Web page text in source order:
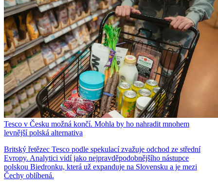
Tesco v Česku možná končí. Mohla by ho nahradit mnohem
levnější polská alternativa
Britský řetězec Tesco podle spekulací zvažuje odchod ze střední
Evropy. Analytici vidí jako nejpravděpodobnějšího nástupce
polskou Biedronku, která už expanduje na Slovensku a je mezi
Čechy oblíbená.